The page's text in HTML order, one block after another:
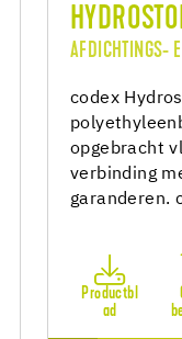
AFDICHTINGS-
codex
opgebracht
verbinding
garanderen.
Productbl
ad